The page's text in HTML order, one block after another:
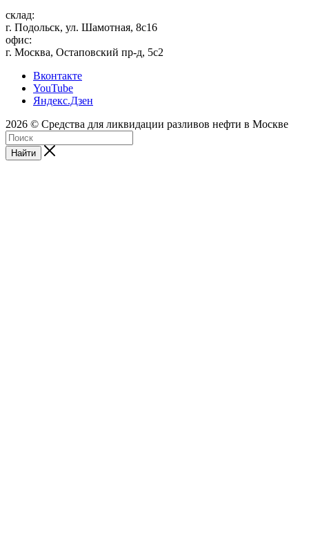
склад:
г. Подольск, ул. Шамотная, 8с16
офис:
г. Москва, Остаповский пр-д, 5с2
Вконтакте
YouTube
Яндекс.Дзен
2026 © Средства для ликвидации разливов нефти в Москве
Найти